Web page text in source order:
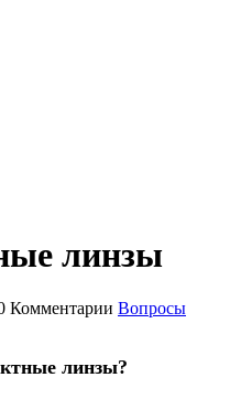
линзы
Комментарии Вопросы
линзы?